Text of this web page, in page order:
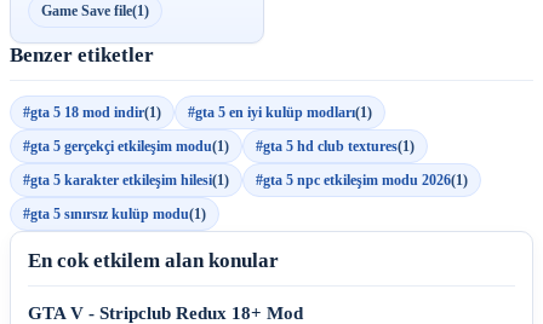
Game Save file(1)
Benzer etiketler
#gta 5 18 mod indir(1) #gta 5 en iyi kulüp modları(1)
#gta 5 gerçekçi etkileşim modu(1) #gta 5 hd club textures(1)
#gta 5 karakter etkileşim hilesi(1) #gta 5 npc etkileşim modu 2026(1)
#gta 5 sınırsız kulüp modu(1)
En cok etkilem alan konular
GTA V - Stripclub Redux 18+ Mod